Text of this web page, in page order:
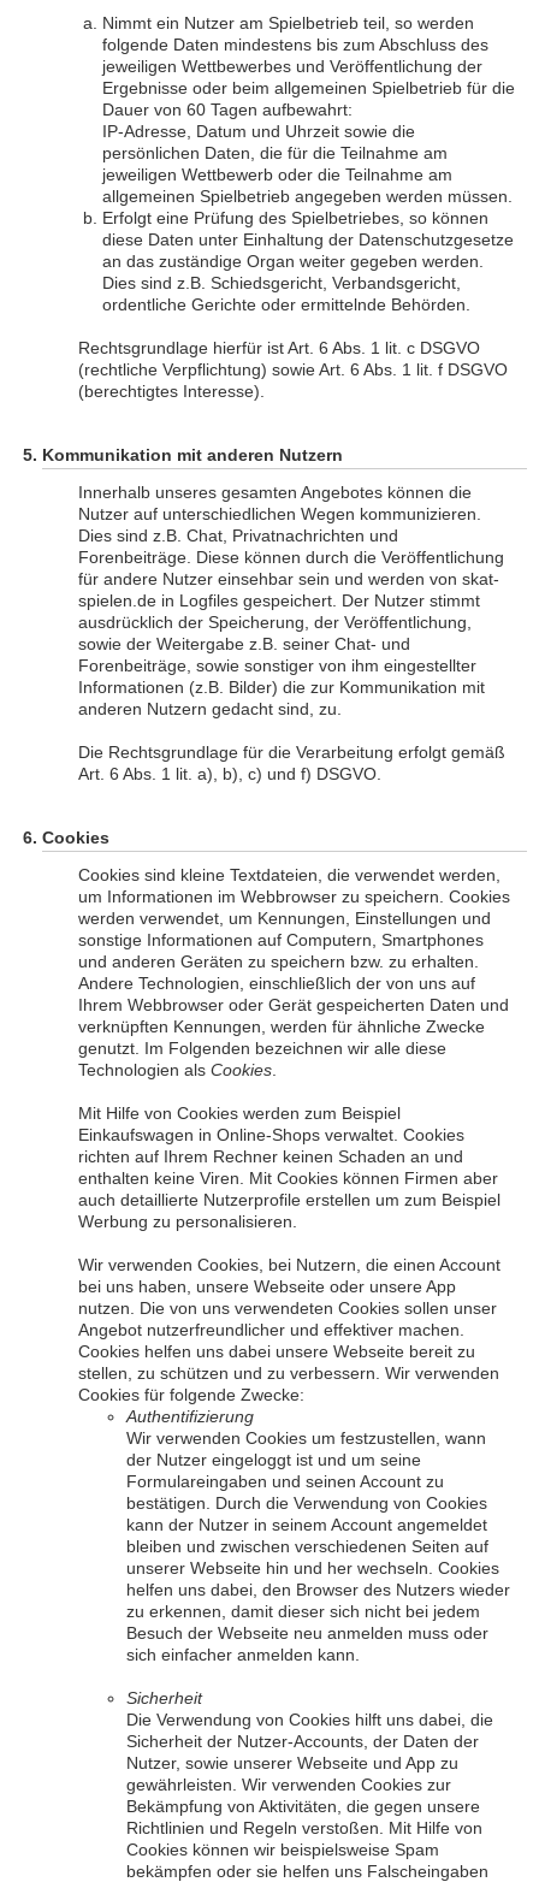
Nimmt ein Nutzer am Spielbetrieb teil, so werden
folgende Daten mindestens bis zum Abschluss des
jeweiligen Wettbewerbes und Veröffentlichung der
Ergebnisse oder beim allgemeinen Spielbetrieb für die
Dauer von 60 Tagen aufbewahrt:
IP-Adresse, Datum und Uhrzeit sowie die
persönlichen Daten, die für die Teilnahme am
jeweiligen Wettbewerb oder die Teilnahme am
allgemeinen Spielbetrieb angegeben werden müssen.
Erfolgt eine Prüfung des Spielbetriebes, so können
diese Daten unter Einhaltung der Datenschutzgesetze
an das zuständige Organ weiter gegeben werden.
Dies sind z.B. Schiedsgericht, Verbandsgericht,
ordentliche Gerichte oder ermittelnde Behörden.
Rechtsgrundlage hierfür ist Art. 6 Abs. 1 lit. c DSGVO
(rechtliche Verpflichtung) sowie Art. 6 Abs. 1 lit. f DSGVO
(berechtigtes Interesse).
Kommunikation mit anderen Nutzern
Innerhalb unseres gesamten Angebotes können die
Nutzer auf unterschiedlichen Wegen kommunizieren.
Dies sind z.B. Chat, Privatnachrichten und
Forenbeiträge. Diese können durch die Veröffentlichung
für andere Nutzer einsehbar sein und werden von skat-
spielen.de in Logfiles gespeichert. Der Nutzer stimmt
ausdrücklich der Speicherung, der Veröffentlichung,
sowie der Weitergabe z.B. seiner Chat- und
Forenbeiträge, sowie sonstiger von ihm eingestellter
Informationen (z.B. Bilder) die zur Kommunikation mit
anderen Nutzern gedacht sind, zu.
Die Rechtsgrundlage für die Verarbeitung erfolgt gemäß
Art. 6 Abs. 1 lit. a), b), c) und f) DSGVO.
Cookies
Cookies sind kleine Textdateien, die verwendet werden,
um Informationen im Webbrowser zu speichern. Cookies
werden verwendet, um Kennungen, Einstellungen und
sonstige Informationen auf Computern, Smartphones
und anderen Geräten zu speichern bzw. zu erhalten.
Andere Technologien, einschließlich der von uns auf
Ihrem Webbrowser oder Gerät gespeicherten Daten und
verknüpften Kennungen, werden für ähnliche Zwecke
genutzt. Im Folgenden bezeichnen wir alle diese
Technologien als Cookies
Mit Hilfe von Cookies werden zum Beispiel
Einkaufswagen in Online-Shops verwaltet. Cookies
richten auf Ihrem Rechner keinen Schaden an und
enthalten keine Viren. Mit Cookies können Firmen aber
auch detaillierte Nutzerprofile erstellen um zum Beispiel
Werbung zu personalisieren.
Wir verwenden Cookies, bei Nutzern, die einen Account
bei uns haben, unsere Webseite oder unsere App
nutzen. Die von uns verwendeten Cookies sollen unser
Angebot nutzerfreundlicher und effektiver machen.
Cookies helfen uns dabei unsere Webseite bereit zu
stellen, zu schützen und zu verbessern. Wir verwenden
Cookies für folgende Zwecke:
Authentifizierung
Wir verwenden Cookies um festzustellen, wann
der Nutzer eingeloggt ist und um seine
Formulareingaben und seinen Account zu
bestätigen. Durch die Verwendung von Cookies
kann der Nutzer in seinem Account angemeldet
bleiben und zwischen verschiedenen Seiten auf
unserer Webseite hin und her wechseln. Cookies
helfen uns dabei, den Browser des Nutzers wieder
zu erkennen, damit dieser sich nicht bei jedem
Besuch der Webseite neu anmelden muss oder
sich einfacher anmelden kann.
Sicherheit
Die Verwendung von Cookies hilft uns dabei, die
Sicherheit der Nutzer-Accounts, der Daten der
Nutzer, sowie unserer Webseite und App zu
gewährleisten. Wir verwenden Cookies zur
Bekämpfung von Aktivitäten, die gegen unsere
Richtlinien und Regeln verstoßen. Mit Hilfe von
Cookies können wir beispielsweise Spam
bekämpfen oder sie helfen uns Falscheingaben